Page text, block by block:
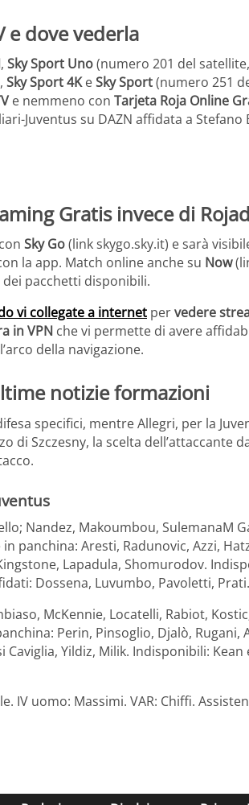
e dove vederla
, Sky Sport Uno(numero 201 del
, Sky Sport 4KeSky Sport(numero 251
e nemmeno con Tarjeta Roja Online
Juventus su DAZN affidata a Stefano
Gratis invece di
Sky Go(link skygo.sky.it) e sarà
la app. Match online anche su Now
pacchetti disponibili.
vi collegate a internet pervedere
in VPN che vi permette di avere
della navigazione.
notizie formazioni
specifici, mentre Allegri, per la
di Szczesny, la scelta dell’attaccante
Nandez, Makoumbou, SulemanaM
panchina: Aresti, Radunovic, Azzi,
Lapadula, Shomurodov.
Dossena, Luvumbo, Pavoletti, Prati.
McKennie, Locatelli, Rabiot,
Perin, Pinsoglio, Djalò, Rugani,
Caviglia, Yildiz, Milik. Indisponibili:
IV uomo: Massimi. VAR: Chiffi.